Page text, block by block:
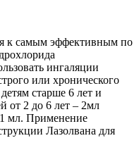
к самым эффективным по
ингаляции
или хронического
старше 6 лет и
от 2 до 6 лет – 2мл
1 мл. Применение
Лазолвана для